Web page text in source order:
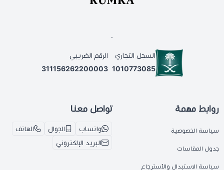
السجل التجاري
1010773085
الرقم الضريبي
311156262200003
روابط مهمة
سياسة الخصوصية
جدول المقاسات
سياسة الاستبدال والأسترجاع
تواصل معنا
واتساب الجوال
الهاتف
البريد الإلكتروني